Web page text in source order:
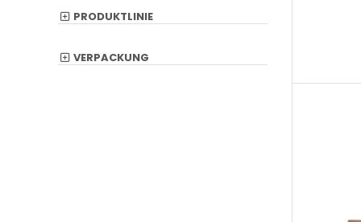
PRODUKTLINIE
VERPACKUNG